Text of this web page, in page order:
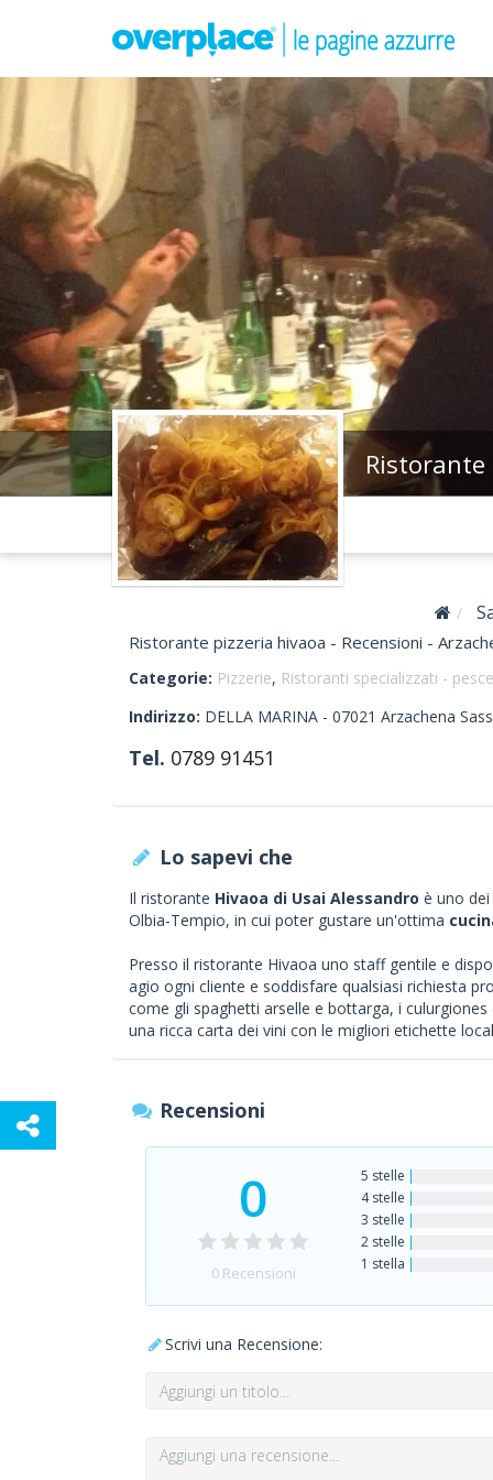
Ristorante
Ristorante pizzeria hivaoa - Recensioni -
Categorie: Pizzerie, Ristoranti specializzati - pesce
Indirizzo: DELLA MARINA - 07021 Arzachena
Tel. 0789 91451
Lo sapevi che
Il ristorante Hivaoa di Usai Alessandro è uno
Olbia-Tempio, in cui poter gustare un'ottima
Presso il ristorante Hivaoa uno staff gentile e
agio ogni cliente e soddisfare qualsiasi richiesta
come gli spaghetti arselle e bottarga, i
una ricca carta dei vini con le migliori etichette
Recensioni
0
0Recensioni
5 stelle
4 stelle
3 stelle
2 stelle
1 stella
Scrivi una Recensione: